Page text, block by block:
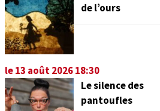
de l’ours
le 13 août 2026 18:30
Le silence des
pantoufles